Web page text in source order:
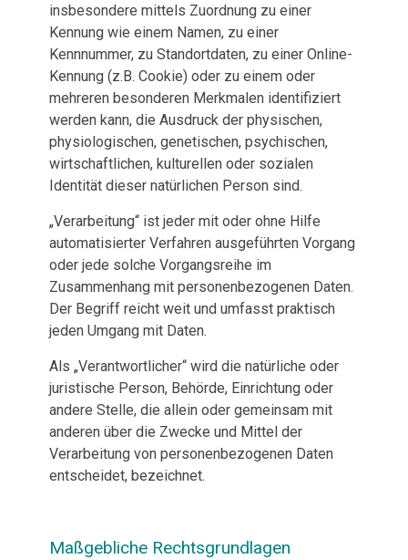
insbesondere mittels Zuordnung zu einer
Kennung wie einem Namen, zu einer
Kennnummer, zu Standortdaten, zu einer Online-
Kennung (z.B. Cookie) oder zu einem oder
mehreren besonderen Merkmalen identifiziert
werden kann, die Ausdruck der physischen,
physiologischen, genetischen, psychischen,
wirtschaftlichen, kulturellen oder sozialen
Identität dieser natürlichen Person sind.
„Verarbeitung“ ist jeder mit oder ohne Hilfe
automatisierter Verfahren ausgeführten Vorgang
oder jede solche Vorgangsreihe im
Zusammenhang mit personenbezogenen Daten.
Der Begriff reicht weit und umfasst praktisch
jeden Umgang mit Daten.
Als „Verantwortlicher“ wird die natürliche oder
juristische Person, Behörde, Einrichtung oder
andere Stelle, die allein oder gemeinsam mit
anderen über die Zwecke und Mittel der
Verarbeitung von personenbezogenen Daten
entscheidet, bezeichnet.
Maßgebliche Rechtsgrundlagen